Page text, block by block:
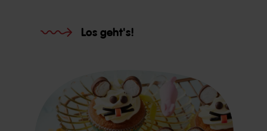
Los geht's!